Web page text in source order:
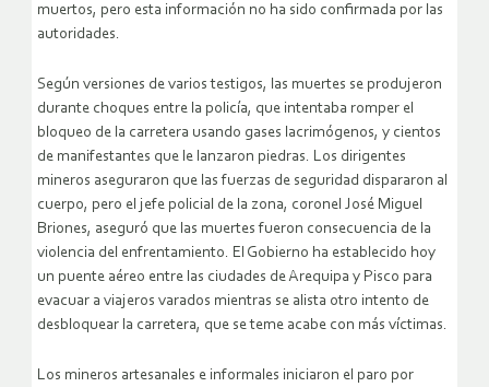
muertos, pero esta información no ha sido confirmada por las
autoridades.
Según versiones de varios testigos, las muertes se produjeron
durante choques entre la policía, que intentaba romper el
bloqueo de la carretera usando gases lacrimógenos, y cientos
de manifestantes que le lanzaron piedras. Los dirigentes
mineros aseguraron que las fuerzas de seguridad dispararon al
cuerpo, pero el jefe policial de la zona, coronel José Miguel
Briones, aseguró que las muertes fueron consecuencia de la
violencia del enfrentamiento. El Gobierno ha establecido hoy
un puente aéreo entre las ciudades de Arequipa y Pisco para
evacuar a viajeros varados mientras se alista otro intento de
desbloquear la carretera, que se teme acabe con más víctimas.
Los mineros artesanales e informales iniciaron el paro por